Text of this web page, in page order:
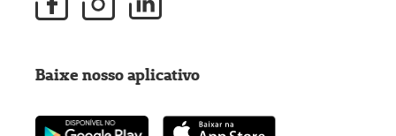
Baixe nosso aplicativo